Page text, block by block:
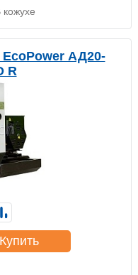
кожухе
АД20-
R
Купить